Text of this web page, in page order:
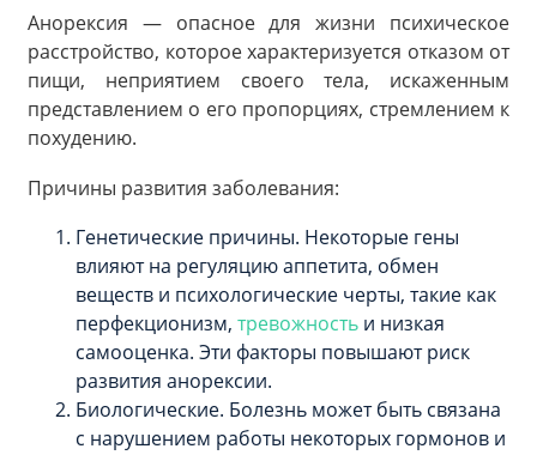
Анорексия — опасное для жизни психическое
расстройство, которое характеризуется отказом от
пищи, неприятием своего тела, искаженным
представлением о его пропорциях, стремлением к
похудению.
Причины развития заболевания:
Генетические причины. Некоторые гены
влияют на регуляцию аппетита, обмен
веществ и психологические черты, такие как
перфекционизм, тревожность и низкая
самооценка. Эти факторы повышают риск
развития анорексии.
Биологические. Болезнь может быть связана
с нарушением работы некоторых гормонов и